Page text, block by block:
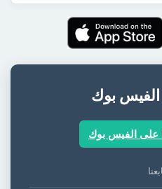
الفيس بوك
على الفيس بوك